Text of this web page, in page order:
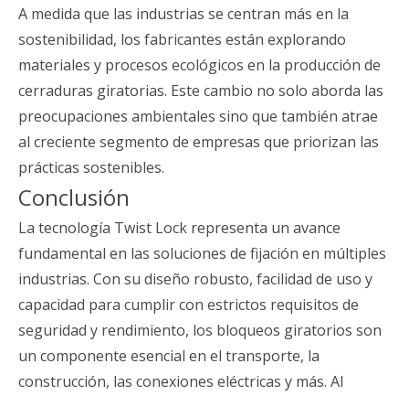
A medida que las industrias se centran más en la
sostenibilidad, los fabricantes están explorando
materiales y procesos ecológicos en la producción de
cerraduras giratorias. Este cambio no solo aborda las
preocupaciones ambientales sino que también atrae
al creciente segmento de empresas que priorizan las
prácticas sostenibles.
Conclusión
La tecnología Twist Lock representa un avance
fundamental en las soluciones de fijación en múltiples
industrias. Con su diseño robusto, facilidad de uso y
capacidad para cumplir con estrictos requisitos de
seguridad y rendimiento, los bloqueos giratorios son
un componente esencial en el transporte, la
construcción, las conexiones eléctricas y más. Al